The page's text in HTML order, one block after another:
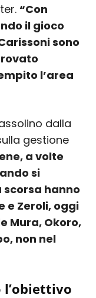
“Con
il gioco
sono
l’area
dalla
gestione
a volte
si
hanno
e Zeroli, oggi
Mura, Okoro,
non nel
l’obiettivo